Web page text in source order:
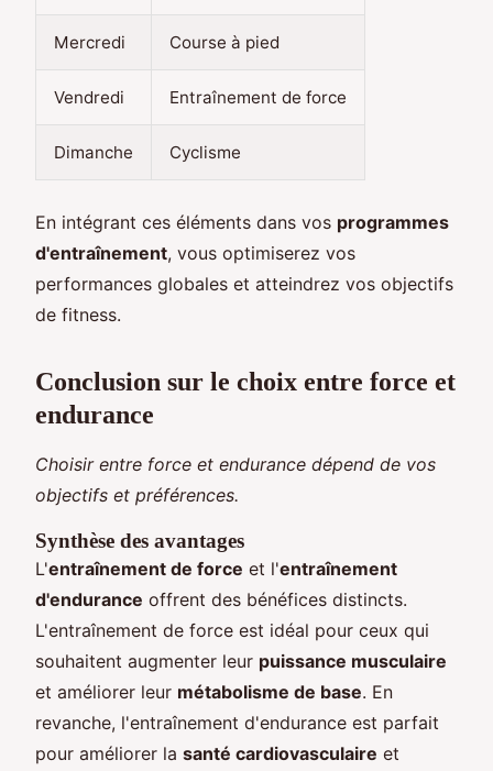
Mercredi Course à pied
Vendredi Entraînement de force
Dimanche Cyclisme
En intégrant ces éléments dans vos programmes
d'entraînement, vous optimiserez vos
performances globales et atteindrez vos objectifs
de fitness.
Conclusion sur le choix entre force et
endurance
Choisir entre force et endurance dépend de vos
objectifs et préférences.
Synthèse des avantages
L'entraînement de force et l'entraînement
d'endurance offrent des bénéfices distincts.
L'entraînement de force est idéal pour ceux qui
souhaitent augmenter leur puissance musculaire
et améliorer leur métabolisme de base. En
revanche, l'entraînement d'endurance est parfait
pour améliorer la santé cardiovasculaire et